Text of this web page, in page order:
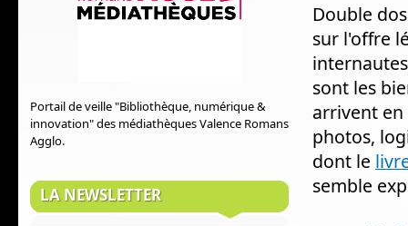
Double
sur l'offre
sont les
arrivent
photos,
dont le
semble
Portail de veille "Bibliothèque, numérique &
innovation" des médiathèques Valence Romans
Agglo.
LA NEWSLETTER